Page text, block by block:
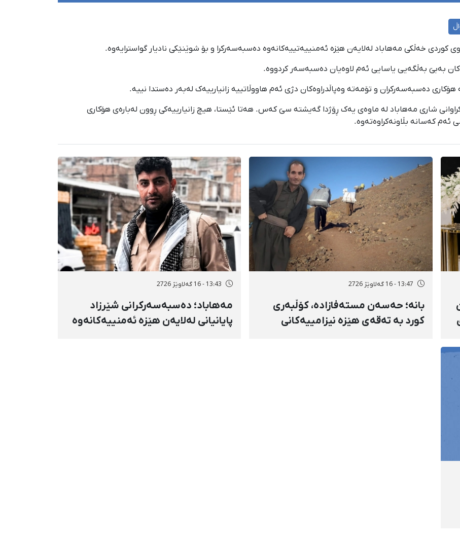
بەبێ بەڵگەیی یاسایی ئەم لاوەیان دەسبەسەر کردووە.
دەسبەسەرکران و تۆمەتە وەپاڵدراوەکان دژی ئەم هاووڵاتییە زانیارییەک لەبەر دەستدا نییە.
شاری مەهاباد لە ماوەی یەک ڕۆژدا گەیشتە سێ کەس. هەتا ئێستا، هیچ زانیارییەکی ڕوون لەبارەی هۆکاری
ئەم کەسانە بڵاونەکراوەتەوە.
13:47 - 16 گەلاوێژ 2726
بانه؛ حەسەن مستەفازادە، کۆڵبەری
کورد بە تەقەی هێزە نیزامییەکانی
13:43 - 16 گەلاوێژ 2726
مەهاباد؛ دەسبەسەرکرانی شێرزاد
پایانیانی لەلایەن هێزە ئەمنییەکانەوە